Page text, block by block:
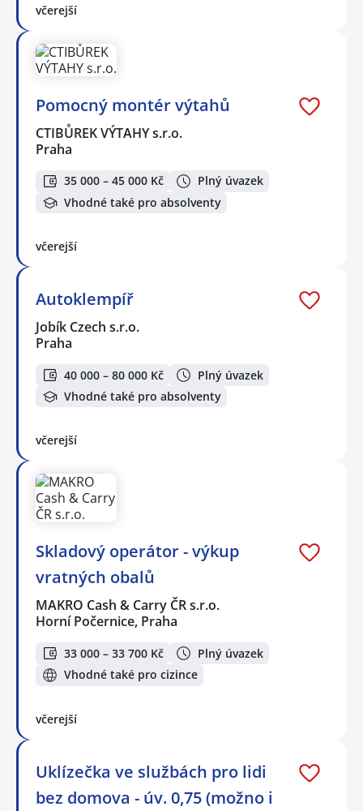
včerejší
Pomocný montér výtahů
CTIBŮREK VÝTAHY s.r.o.
Praha
35 000 – 45 000 Kč
Plný úvazek
Vhodné také pro absolventy
včerejší
Autoklempíř
Jobík Czech s.r.o.
Praha
40 000 – 80 000 Kč
Plný úvazek
Vhodné také pro absolventy
včerejší
Skladový operátor - výkup
vratných obalů
MAKRO Cash & Carry ČR s.r.o.
Horní Počernice, Praha
33 000 – 33 700 Kč
Plný úvazek
Vhodné také pro cizince
včerejší
Uklízečka ve službách pro lidi
bez domova - úv. 0,75 (možno i